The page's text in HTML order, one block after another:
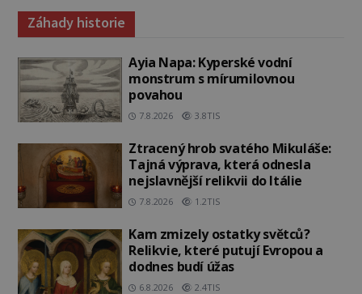
Záhady historie
Ayia Napa: Kyperské vodní
monstrum s mírumilovnou
povahou
7.8.2026 3.8TIS
Ztracený hrob svatého Mikuláše:
Tajná výprava, která odnesla
nejslavnější relikvii do Itálie
7.8.2026 1.2TIS
Kam zmizely ostatky světců?
Relikvie, které putují Evropou a
dodnes budí úžas
6.8.2026 2.4TIS